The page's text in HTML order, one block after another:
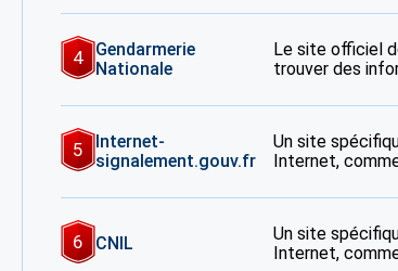
4
Gendarmerie
Nationale
Le site officiel
trouver des
5
Internet-
signalement.gouv.fr
Un site
Internet,
6 CNIL
Un site
Internet,